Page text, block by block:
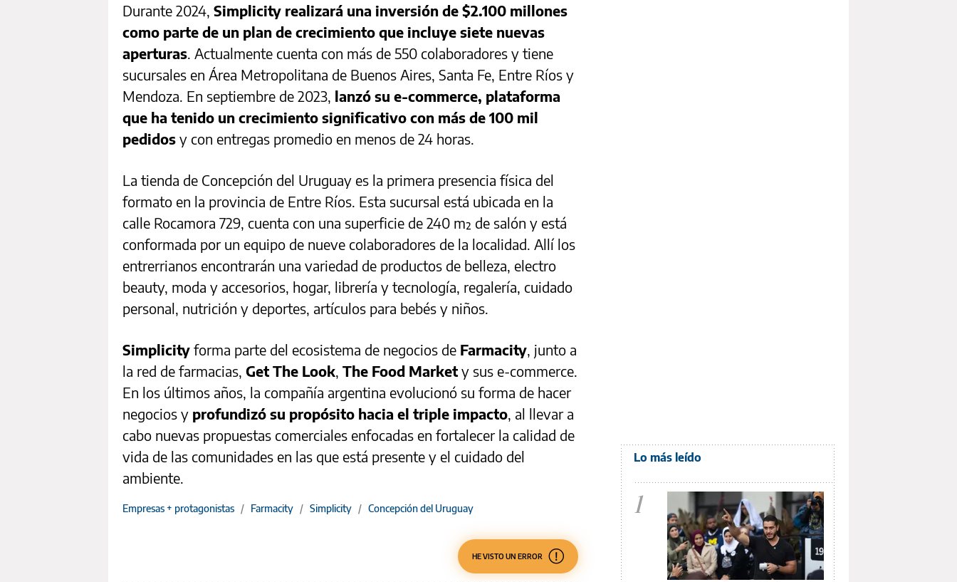
Durante 2024, Simplicity realizará una inversión de $2.100 millones
como parte de un plan de crecimiento que incluye siete nuevas
aperturas. Actualmente cuenta con más de 550 colaboradores y tiene
sucursales en Área Metropolitana de Buenos Aires, Santa Fe, Entre Ríos y
Mendoza. En septiembre de 2023, lanzó su e-commerce, plataforma
que ha tenido un crecimiento significativo con más de 100 mil
pedidos y con entregas promedio en menos de 24 horas.
La tienda de Concepción del Uruguay es la primera presencia física del
formato en la provincia de Entre Ríos. Esta sucursal está ubicada en la
calle Rocamora 729, cuenta con una superficie de 240 m² de salón y está
conformada por un equipo de nueve colaboradores de la localidad. Allí los
entrerrianos encontrarán una variedad de productos de belleza, electro
beauty, moda y accesorios, hogar, librería y tecnología, regalería, cuidado
personal, nutrición y deportes, artículos para bebés y niños.
Simplicity forma parte del ecosistema de negocios de Farmacity, junto a
la red de farmacias, Get The Look, The Food Market y sus e-commerce.
En los últimos años, la compañía argentina evolucionó su forma de hacer
negocios y profundizó su propósito hacia el triple impacto, al llevar a
cabo nuevas propuestas comerciales enfocadas en fortalecer la calidad de
vida de las comunidades en las que está presente y el cuidado del
ambiente.
Empresas + protagonistas / Farmacity / Simplicity / Concepción del Uruguay
HE VISTO UN ERROR
Lo más leído
1